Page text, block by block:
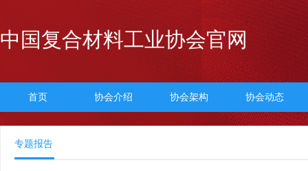
中国复合材料工业协会官网
首页 协会介绍 协会架构 协会动态
专题报告